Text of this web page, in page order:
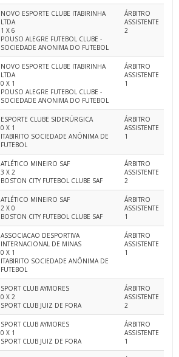
NOVO ESPORTE CLUBE ITABIRINHA
LTDA
1 X 6
POUSO ALEGRE FUTEBOL CLUBE -
SOCIEDADE ANONIMA DO FUTEBOL
ÁRBITRO
ASSISTENTE
2
NOVO ESPORTE CLUBE ITABIRINHA
LTDA
0 X 1
POUSO ALEGRE FUTEBOL CLUBE -
SOCIEDADE ANONIMA DO FUTEBOL
ÁRBITRO
ASSISTENTE
1
ESPORTE CLUBE SIDERÚRGICA
0 X 1
ITABIRITO SOCIEDADE ANÔNIMA DE
FUTEBOL
ÁRBITRO
ASSISTENTE
1
ATLÉTICO MINEIRO SAF
3 X 2
BOSTON CITY FUTEBOL CLUBE SAF
ÁRBITRO
ASSISTENTE
2
ATLÉTICO MINEIRO SAF
2 X 0
BOSTON CITY FUTEBOL CLUBE SAF
ÁRBITRO
ASSISTENTE
1
ASSOCIACAO DESPORTIVA
INTERNACIONAL DE MINAS
0 X 1
ITABIRITO SOCIEDADE ANÔNIMA DE
FUTEBOL
ÁRBITRO
ASSISTENTE
1
SPORT CLUB AYMORES
0 X 2
SPORT CLUB JUIZ DE FORA
ÁRBITRO
ASSISTENTE
2
SPORT CLUB AYMORES
0 X 1
SPORT CLUB JUIZ DE FORA
ÁRBITRO
ASSISTENTE
1